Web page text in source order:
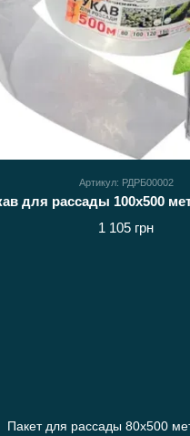
Артикул: РДРБ00002
1 105 грн